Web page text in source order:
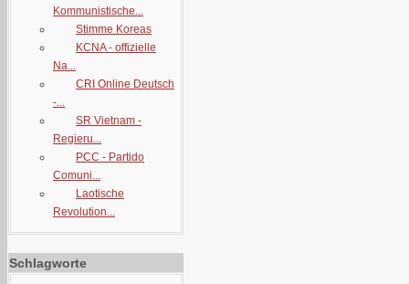
Kommunistische...
Stimme Koreas
KCNA - offizielle
Na...
CRI Online Deutsch
-...
SR Vietnam -
Regieru...
PCC - Partido
Comuni...
Laotische
Revolution...
Schlagworte